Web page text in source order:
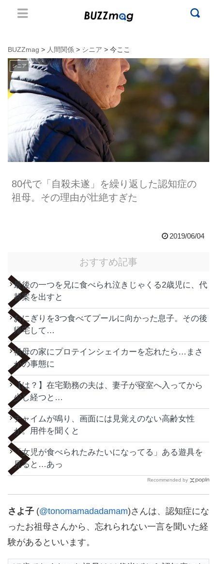
BUZZmag > 人間関係 > シニア > 今ここ
シニア
80代で「自殺未遂」を繰り返した認知症の
祖母。その理由が壮絶すぎた
2019/06/04
おすすめ記事
最後の一つを兄に食べられ泣きじゃくる2歳児に、代
替案を出すと
おにぎりを3つ食べてプールに向かった息子。その後
帰宅して…
祖母の家にプロテインシェイカーを忘れたら…まさ
かの事態に
【は？】在宅勤務の夫は、妻子が寝室へ入ってから
少し経つと…
チャイムが鳴り、画面には見覚えのない高齢女性
が。用件を聞くと
「女児が食べられたみたいになってる」ある遊具を
見ると…あっ
Recommended by
さよ子 (@tonomamadadamam)さんは、認知症にな
ったお祖母さんから、忘れられない一言を聞いた経
験があるといいます。